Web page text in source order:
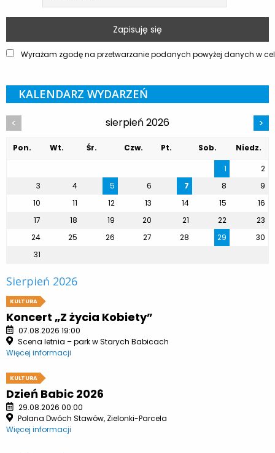
Wyrażam zgodę na przetwarzanie podanych powyżej danych w
KALENDARZ WYDARZEŃ
< sierpień 2026 >
Pon. Wt. Śr. Czw. Pt. Sob.
Niedz.
1
2
3
4 5 6 7 8
9
10
11 12 13 14 15
16
17
18 19 20 21 22
23
24
25 26 27 28 29
30
31
Sierpień 2026
KULTURA
Koncert „Z życia Kobiety”
07.08.2026 19:00
Scena letnia – park w Starych Babicach
Więcej informacji
KULTURA
Dzień Babic 2026
29.08.2026 00:00
Polana Dwóch Stawów, Zielonki-Parcela
Więcej informacji